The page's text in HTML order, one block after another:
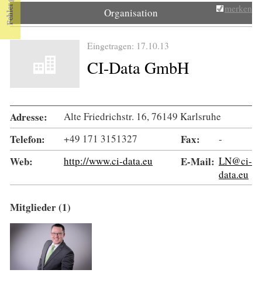
Organisation merken
Eingetragen: 17.10.13
CI-Data GmbH
Adresse: Alte Friedrichstr. 16, 76149 Karlsruhe
Telefon: +49 171 3151327 Fax: -
Web: http://www.ci-data.eu E-Mail: LN@ci-
data.eu
Mitglieder (1)